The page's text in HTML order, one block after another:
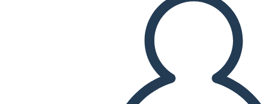
मुझे पढ़कर सुनाओ